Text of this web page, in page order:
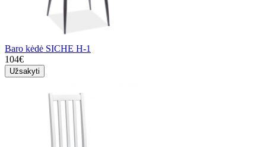
Baro kėdė SICHE H-1
104€
Užsakyti